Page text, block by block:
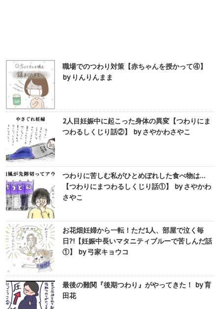
職場でのつわり対策【赤ちゃんを授かって④】
by りんりんまま
2人目妊娠中に起こった身体の異変【つわりにま
つわるしくじり話②】 by さやかわさやこ
つわりに苦しむ私がひとめぼれした食べ物は…
【つわりにまつわるしくじり話①】 by さやかわ
さやこ
お花畑妊婦から一転！ただ1人、部屋で泣く毎
日?!【妊娠中長いマタニティブルーで苦しんだ話
①】 by 弓家キョウコ
最後の難関『後期つわり』がやってきた！ by 育
田花